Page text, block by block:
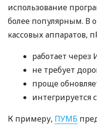
использование
более популярным. В
кассовых аппаратов,
работает через
не требует
проще
К примеру, ПУМБ